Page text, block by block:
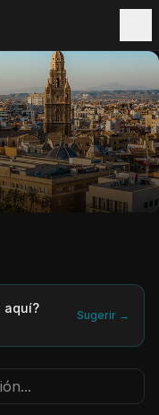
aquí? Sugerir →